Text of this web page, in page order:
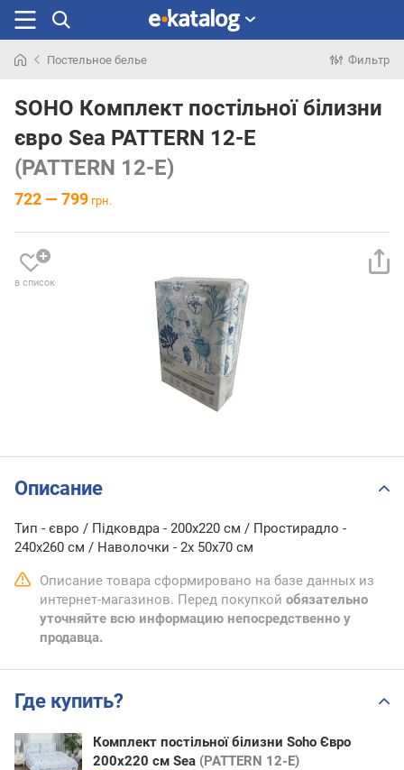
раньше
Постельное белье Фильтр
SOHO Комплект постільної білизни
євро Sea PATTERN 12-E
(PATTERN 12-E)
722 — 799 грн.
в список
Описание
Тип - євро / Підковдра - 200х220 см / Простирадло -
240х260 см / Наволочки - 2х 50х70 см
Описание товара сформировано на базе данных из
интернет-магазинов. Перед покупкой обязательно
уточняйте всю информацию непосредственно у
продавца.
Где купить?
Комплект постільної білизни Soho Євро
200х220 см Sea (PATTERN 12-E)